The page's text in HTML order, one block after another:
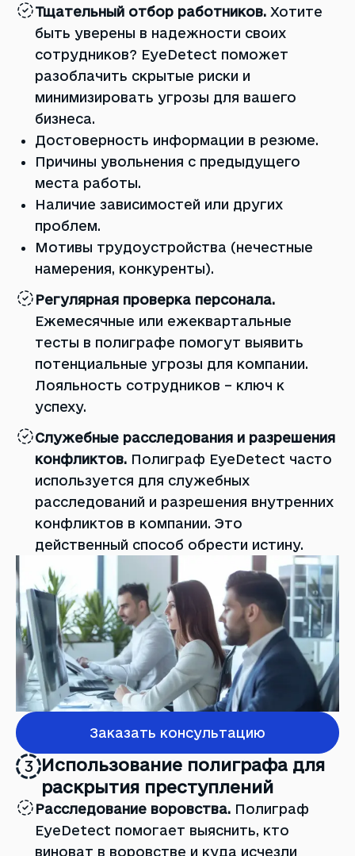
Тщательный отбор работников. Хотите
быть уверены в надежности своих
сотрудников? EyeDetect поможет
разоблачить скрытые риски и
минимизировать угрозы для вашего
бизнеса.
Достоверность информации в резюме.
Причины увольнения с предыдущего
места работы.
Наличие зависимостей или других
проблем.
Мотивы трудоустройства (нечестные
намерения, конкуренты).
Регулярная проверка персонала.
Ежемесячные или ежеквартальные
тесты в полиграфе помогут выявить
потенциальные угрозы для компании.
Лояльность сотрудников – ключ к
успеху.
Служебные расследования и разрешения
конфликтов. Полиграф EyeDetect часто
используется для служебных
расследований и разрешения внутренних
конфликтов в компании. Это
действенный способ обрести истину.
Заказать консультацию
3 Использование полиграфа для
раскрытия преступлений
Расследование воровства. Полиграф
EyeDetect помогает выяснить, кто
виноват в воровстве и куда исчезли